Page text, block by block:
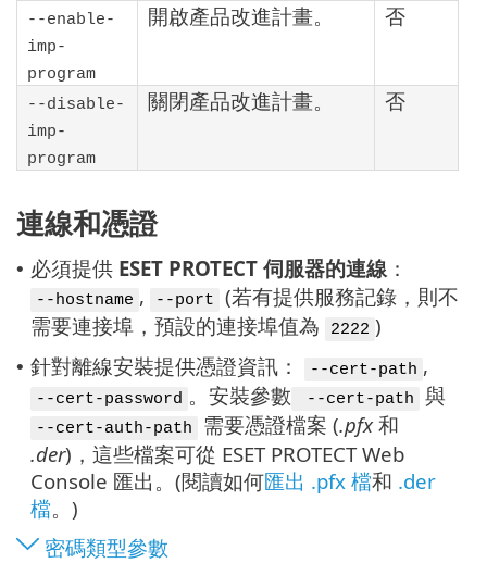
--enable-
imp-
program
開啟產品改進計畫。 否
--disable-
imp-
program
關閉產品改進計畫。 否
連線和憑證
• 必須提供 ESET PROTECT 伺服器的連線 ：
--hostname , --port
(若有提供服務記錄，則不
需要連接埠，預設的連接埠值為
2222 )
• 針對離線安裝提供憑證資訊： --cert-path ,
--cert-password 。安裝參數 --cert-path 與
--cert-auth-path 需要憑證檔案 (.pfx和
.der)，這些檔案可從 ESET PROTECT Web
Console 匯出。(閱讀如何匯出 .pfx 檔和 .der
檔。)
密碼類型參數